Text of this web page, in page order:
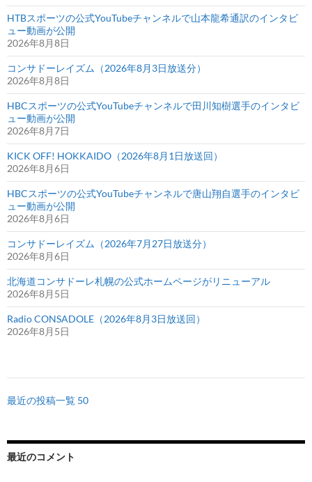
HTBスポーツの公式YouTubeチャンネルで山本龍希通訳のインタビ
ュー動画が公開
2026年8月8日
コンサドーレイズム（2026年8月3日放送分）
2026年8月8日
HBCスポーツの公式YouTubeチャンネルで田川知樹選手のインタビ
ュー動画が公開
2026年8月7日
KICK OFF! HOKKAIDO（2026年8月1日放送回）
2026年8月6日
HBCスポーツの公式YouTubeチャンネルで唐山翔自選手のインタビ
ュー動画が公開
2026年8月6日
コンサドーレイズム（2026年7月27日放送分）
2026年8月6日
北海道コンサドーレ札幌の公式ホームページがリニューアル
2026年8月5日
Radio CONSADOLE（2026年8月3日放送回）
2026年8月5日
最近の投稿一覧 50
最近のコメント